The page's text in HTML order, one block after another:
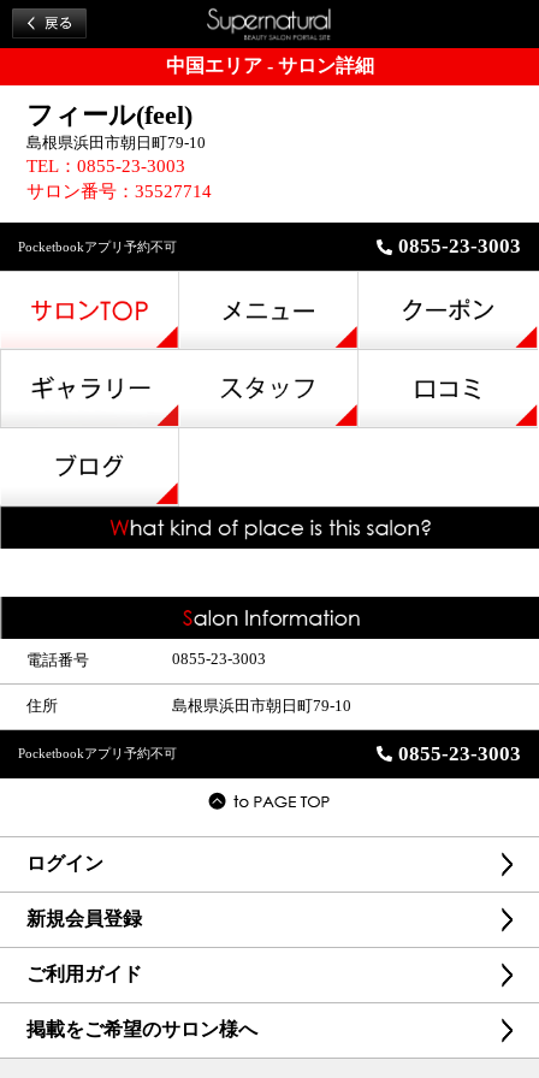
中国エリア - サロン詳細
フィール(feel)
島根県浜田市朝日町79-10
TEL：0855-23-3003
サロン番号：35527714
Pocketbookアプリ予約不可 0855-23-3003
電話番号 0855-23-3003
住所 島根県浜田市朝日町79-10
Pocketbookアプリ予約不可 0855-23-3003
ログイン
新規会員登録
ご利用ガイド
掲載をご希望のサロン様へ